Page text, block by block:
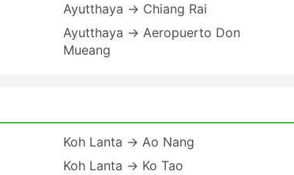
Ayutthaya → Chiang Rai
Ayutthaya → Aeropuerto Don
Mueang
Koh Lanta → Ao Nang
Koh Lanta → Ko Tao